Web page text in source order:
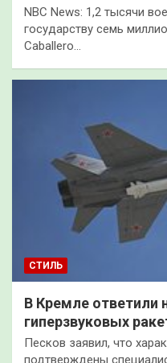
NBC News: 1,2 тысячи
государству семь
Caballero…
СТИЛЬ
В Кремле ответили
гиперзвуковых
Песков заявил, что
подтверждены